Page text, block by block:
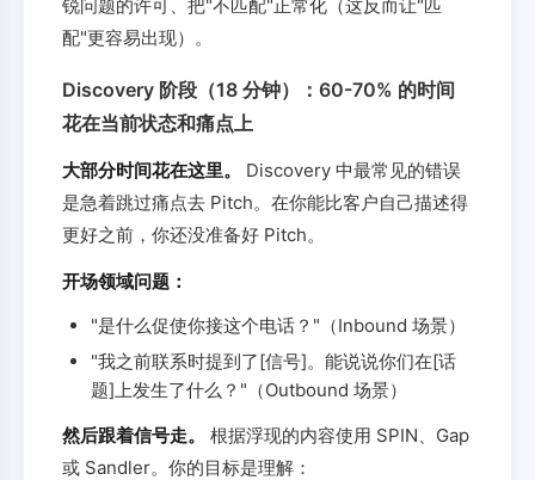
锐问题的许可、把"不匹配"正常化（这反而让"匹
配"更容易出现）。
Discovery 阶段（18 分钟）：60-70% 的时间
花在当前状态和痛点上
大部分时间花在这里。
Discovery 中最常见的错误
是急着跳过痛点去 Pitch。在你能比客户自己描述得
更好之前，你还没准备好 Pitch。
开场领域问题：
"是什么促使你接这个电话？"（Inbound 场景）
"我之前联系时提到了[信号]。能说说你们在[话
题]上发生了什么？"（Outbound 场景）
然后跟着信号走。
根据浮现的内容使用 SPIN、Gap
或 Sandler。你的目标是理解：